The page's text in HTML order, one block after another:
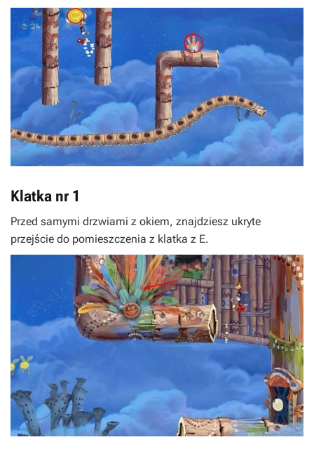
Klatka nr 1
Przed samymi drzwiami z okiem, znajdziesz ukryte
przejście do pomieszczenia z klatka z E.